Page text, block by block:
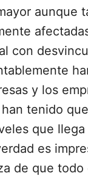
aunque
con
y los
tenido
que llega
es
de que todo